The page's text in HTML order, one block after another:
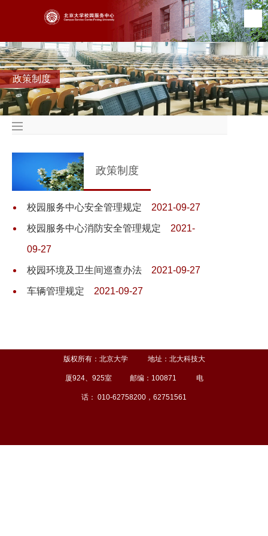
政策制度
政策制度
校园服务中心安全管理规定 2021-09-27
校园服务中心消防安全管理规定 2021-
09-27
校园环境及卫生间巡查办法 2021-09-27
车辆管理规定 2021-09-27
版权所有：北京大学 地址：北大科技大
厦924、925室 邮编：100871 电
话： 010-62758200，62751561